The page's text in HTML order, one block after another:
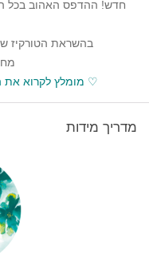
חדש! ההדפס האהוב בכל
בהשראת הטורקיז
♡ מומלץ לקרוא את
מדריך מידות